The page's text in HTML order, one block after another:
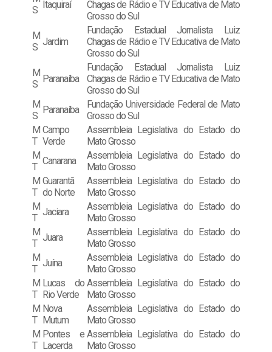
S Itaquiraí
Chagas de Rádio e TV Educativa de Mato
Grosso do Sul
M
S Jardim
Fundação Estadual Jornalista Luiz
Chagas de Rádio e TV Educativa de Mato
Grosso do Sul
M
S Paranaíba
Fundação Estadual Jornalista Luiz
Chagas de Rádio e TV Educativa de Mato
Grosso do Sul
M
S
Paranaíba
Fundação Universidade Federal de Mato
Grosso do Sul
M
T
Campo
Verde
Assembleia Legislativa do Estado do
Mato Grosso
M
T
Canarana
Assembleia Legislativa do Estado do
Mato Grosso
M
T
Guarantã
do Norte
Assembleia Legislativa do Estado do
Mato Grosso
M
T
Jaciara
Assembleia Legislativa do Estado do
Mato Grosso
M
T
Juara
Assembleia Legislativa do Estado do
Mato Grosso
M
T
Juína
Assembleia Legislativa do Estado do
Mato Grosso
M
T
Lucas do
Rio Verde
Assembleia Legislativa do Estado do
Mato Grosso
M
T
Nova
Mutum
Assembleia Legislativa do Estado do
Mato Grosso
M
T
Pontes e
Lacerda
Assembleia Legislativa do Estado do
Mato Grosso